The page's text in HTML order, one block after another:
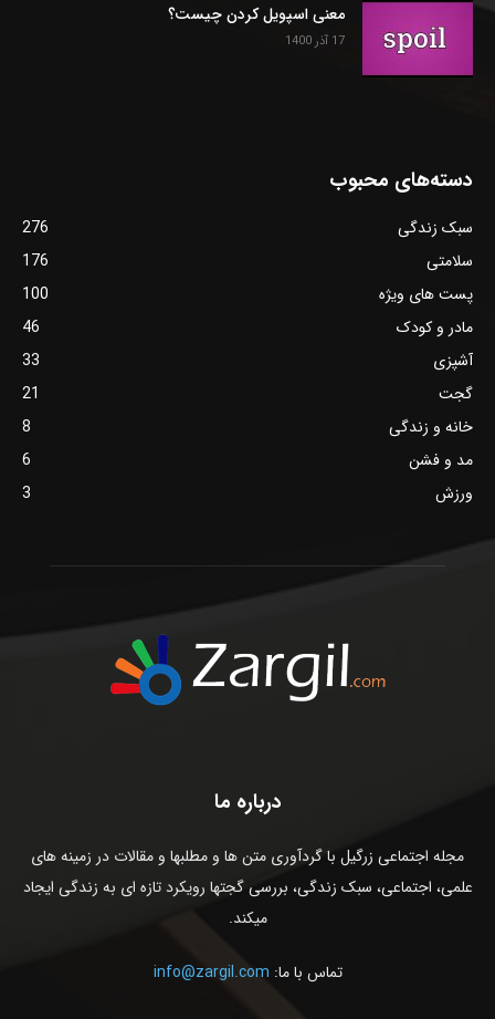
معنی اسپویل کردن چیست؟
17 آذر 1400
دسته‌های محبوب
سبک زندگی
276
سلامتی
176
پست های ویژه
100
مادر و کودک
46
آشپزی
33
گجت
21
خانه و زندگی
8
مد و فشن
6
ورزش
3
درباره ما
مجله اجتماعی زرگیل با گردآوری متن ها و مطلبها و مقالات در زمینه های
علمی، اجتماعی، سبک زندگی، بررسی گجتها رویکرد تازه ای به زندگی ایجاد
میکند.
تماس با ما: info@zargil.com